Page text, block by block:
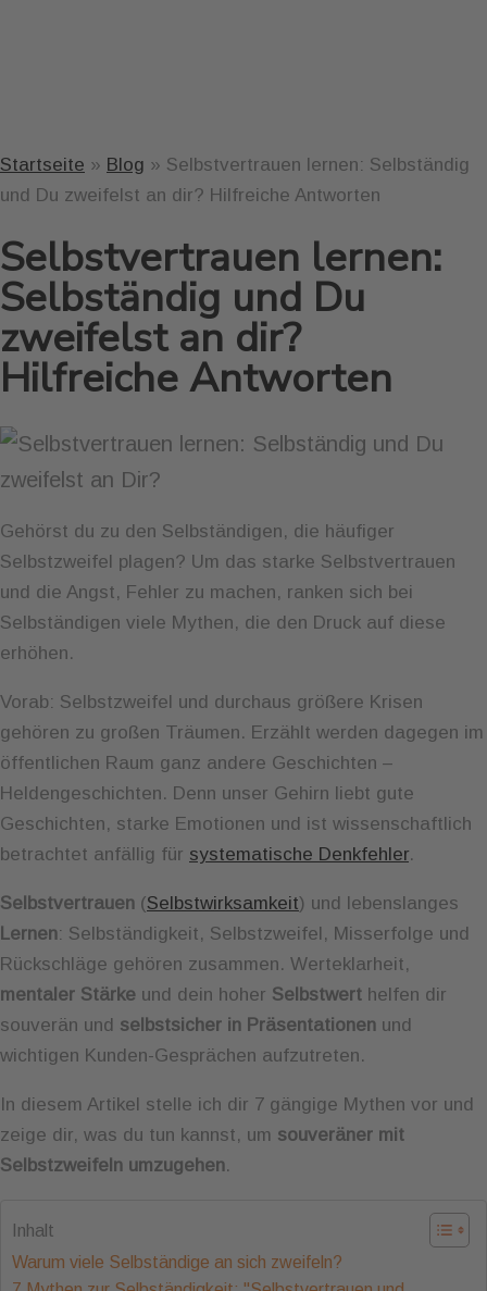
Startseite » Blog » Selbstvertrauen lernen: Selbständig
und Du zweifelst an dir? Hilfreiche Antworten
Selbstvertrauen lernen:
Selbständig und Du
zweifelst an dir?
Hilfreiche Antworten
Gehörst du zu den Selbständigen, die häufiger
Selbstzweifel plagen? Um das starke Selbstvertrauen
und die Angst, Fehler zu machen, ranken sich bei
Selbständigen viele Mythen, die den Druck auf diese
erhöhen.
Vorab: Selbstzweifel und durchaus größere Krisen
gehören zu großen Träumen. Erzählt werden dagegen im
öffentlichen Raum ganz andere Geschichten –
Heldengeschichten. Denn unser Gehirn liebt gute
Geschichten, starke Emotionen und ist wissenschaftlich
betrachtet anfällig für systematische Denkfehler.
Selbstvertrauen (Selbstwirksamkeit) und lebenslanges
Lernen: Selbständigkeit, Selbstzweifel, Misserfolge und
Rückschläge gehören zusammen. Werteklarheit,
mentaler Stärke und dein hoher Selbstwert helfen dir
souverän und selbstsicher in Präsentationen und
wichtigen Kunden-Gesprächen aufzutreten.
In diesem Artikel stelle ich dir 7 gängige Mythen vor und
zeige dir, was du tun kannst, um souveräner mit
Selbstzweifeln umzugehen.
Inhalt
Warum viele Selbständige an sich zweifeln?